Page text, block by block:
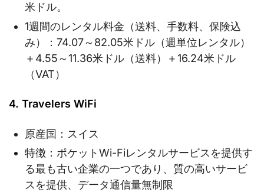
米ドル。
1週間のレンタル料金（送料、手数料、保険込
み）：74.07～82.05米ドル（週単位レンタル）
＋4.55～11.36米ドル（送料）＋16.24米ドル
（VAT）
4. Travelers WiFi
原産国：スイス
特徴：ポケットWi-Fiレンタルサービスを提供す
る最も古い企業の一つであり、質の高いサービ
スを提供、データ通信量無制限